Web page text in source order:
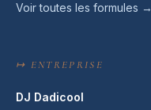
Voir toutes les formules →
↦ ENTREPRISE
DJ Dadicool